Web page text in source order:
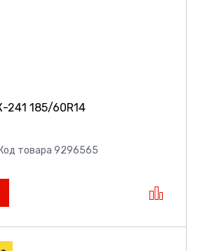
241 185/60R14
Код товара 9296565